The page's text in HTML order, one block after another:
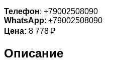
Телефон: +79002508090
WhatsApp: +79002508090
Цена: 8 778 ₽
Описание